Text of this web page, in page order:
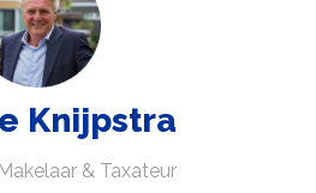
Knijpstra
& Taxateur